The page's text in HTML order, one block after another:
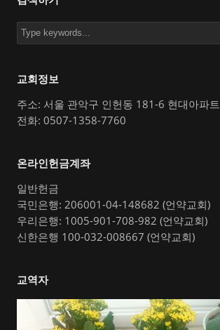
교회정보
주소: 서울 관악구 인헌동 181-6 현대아파
전화: 0507-1358-7760
온라인헌금계좌
일반헌금
국민은행: 206001-04-148682 (언약교회)
우리은행: 1005-901-708-982 (언약교회)
신한은행 100-032-008667 (언약교회)
교역자